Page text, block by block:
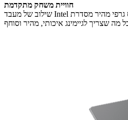
חוויית משחק מתקדמת
שילוב של מעבד Intel מתקדם, כרטיס גרפי מהיר מסדרת RTX 40, וצג